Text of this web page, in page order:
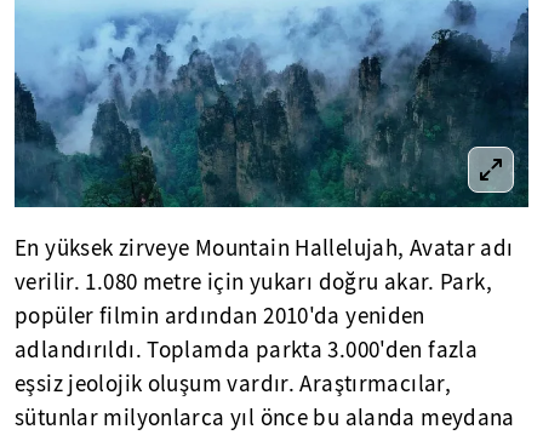
En yüksek zirveye Mountain Hallelujah, Avatar adı
verilir. 1.080 metre için yukarı doğru akar. Park,
popüler filmin ardından 2010'da yeniden
adlandırıldı. Toplamda parkta 3.000'den fazla
eşsiz jeolojik oluşum vardır. Araştırmacılar,
sütunlar milyonlarca yıl önce bu alanda meydana